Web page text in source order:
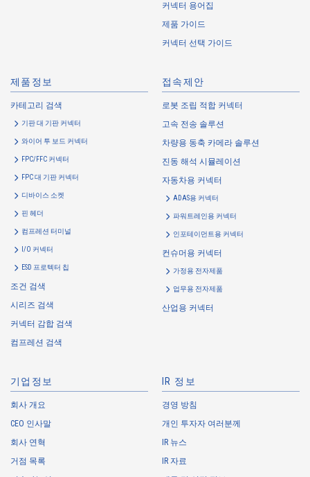
information of Customers’ member services held by the Company.
Cookie information that is associated with personal information will be
handled in accordance with the following and the Cookie Policy.
2. Purposes of Use of Personal Information
The purposes of use of personal information acquired by the Company
are as follows: The Company may change the following purposes of
use to the extent which is deemed relevant, and in the event of such a
change, the Company shall notify or publicly announce the changed
purposes of use to the relevant person of the Customers, etc.
Customer Information
・
To inform the Customers, etc. of The Company’s products
・
To provide campaigns and events for the Customers, etc.
・
To improve customer service, including market research, data
analysis, and the planning and development of products and
To control the data of the Customers, etc.
To manage the progress of transactions with the Customers
・
To conduct questionnaires to the Customers, etc.
・
To respond to the inquiries from the Customers, etc.
Personal information of other companies, organizations, government
agency clients and business partners
・
To respond to inquiries, business negotiations, meetings, etc.
necessary for business and communication
・
For the performance of contracts or management of business
커넥터 용어집
제품 가이드
커넥터 선택 가이드
제품정보
카테고리 검색
기판 대 기판 커넥터
와이어 투 보드 커넥터
FPC/FFC 커넥터
FPC 대 기판 커넥터
디바이스 소켓
핀 헤더
컴프레션 터미널
I/O 커넥터
ESD 프로텍터 칩
조건 검색
시리즈 검색
커넥터 감합 검색
컴프레션 검색
접속제안
로봇 조립 적합 커넥터
고속 전송 솔루션
차량용 동축 카메라 솔루션
진동 해석 시뮬레이션
자동차용 커넥터
ADAS용 커넥터
파워트레인용 커넥터
인포테이먼트용 커넥터
컨슈머용 커넥터
가정용 전자제품
업무용 전자제품
산업용 커넥터
기업정보
회사 개요
CEO 인사말
회사 연혁
거점 목록
IR 정보
경영 방침
개인 투자자 여러분께
IR 뉴스
IR 자료